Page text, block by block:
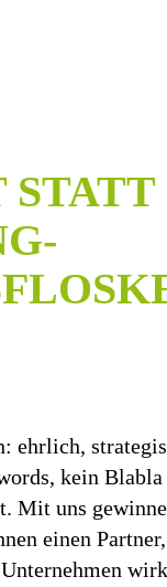
ehrlich,
kein
Mit uns
einen